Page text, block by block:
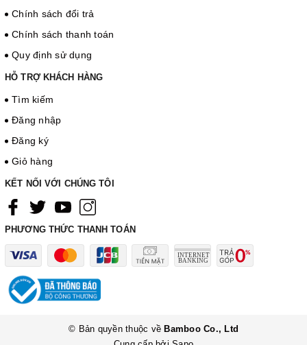
Chính sách đổi trả
Chính sách thanh toán
Quy định sử dụng
HỖ TRỢ KHÁCH HÀNG
Tìm kiếm
Đăng nhập
Đăng ký
Giỏ hàng
KẾT NỐI VỚI CHÚNG TÔI
PHƯƠNG THỨC THANH TOÁN
© Bản quyền thuộc về Bamboo Co., Ltd